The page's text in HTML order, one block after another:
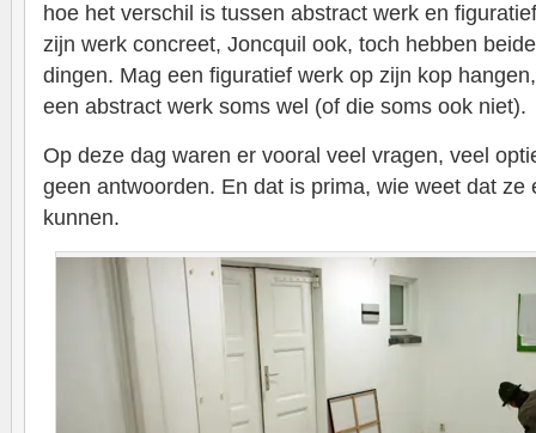
hoe het verschil is tussen abstract werk en
zijn werk concreet, Joncquil ook, toch hebben
dingen. Mag een figuratief werk op zijn kop
een abstract werk soms wel (of die soms ook niet).
Op deze dag waren er vooral veel vragen, veel
geen antwoorden. En dat is prima, wie weet dat ze
kunnen.